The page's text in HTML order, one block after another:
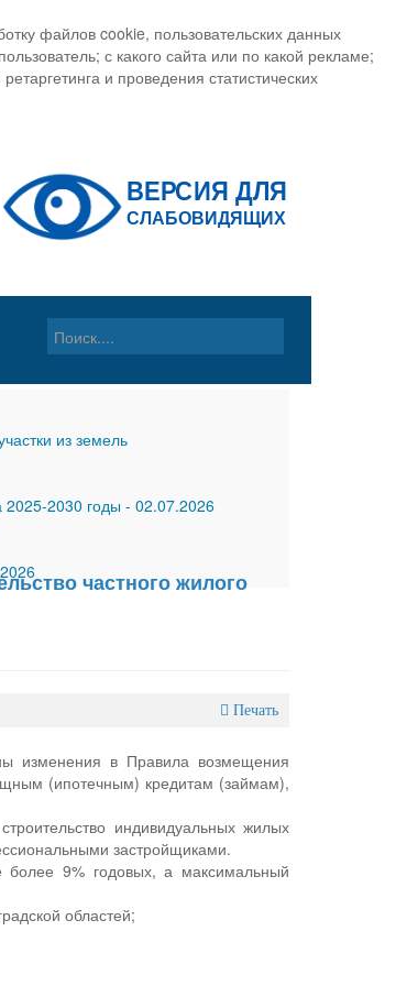
файлов cookie, пользовательских данных
с какого сайта или по какой рекламе;
и проведения статистических
из земель
2025-2030 годы - 02.07.2026
частного жилого
Печать
изменения в Правила возмещения
(ипотечным) кредитам (займам),
индивидуальных жилых
застройщиками.
более 9% годовых, а максимальный
областей;